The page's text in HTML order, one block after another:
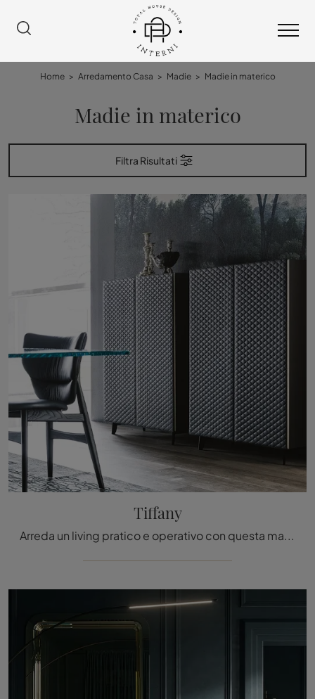
Home > Arredamento Casa > Madie > Madie in materico
Madie in materico
Filtra Risultati
Tiffany
Arreda un living pratico e operativo con questa madia Tiffany di Cattelan Italia: scopri le più esclusive Madie in materico.